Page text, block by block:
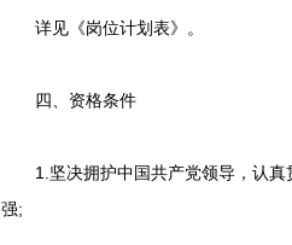
详见《岗位计划表》。
四、资格条件
1.坚决拥护中国共产党领导，认真
强;